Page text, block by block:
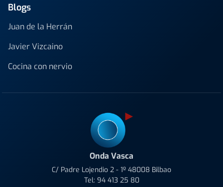
Blogs
Juan de la Herrán
Javier Vizcaino
Cocina con nervio
Onda Vasca
C/ Padre Lojendio 2 - 1º 48008 Bilbao
Tel: 94 413 25 80